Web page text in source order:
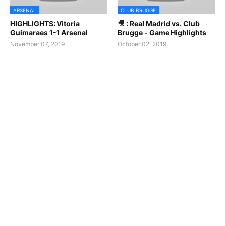
ARSENAL
HIGHLIGHTS: Vitoria
Guimaraes 1-1 Arsenal
November 07, 2019
CLUB BRUGGE
🎥 : Real Madrid vs. Club
Brugge - Game Highlights
October 02, 2019